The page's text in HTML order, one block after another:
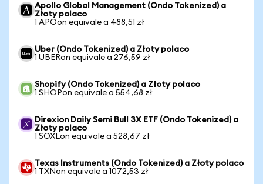
Apollo Global Management (Ondo Tokenized) a
Złoty polaco
1 APOon equivale a 488,51 zł
Uber (Ondo Tokenized) a Złoty polaco
1 UBERon equivale a 276,59 zł
Shopify (Ondo Tokenized) a Złoty polaco
1 SHOPon equivale a 554,68 zł
Direxion Daily Semi Bull 3X ETF (Ondo Tokenized) a
Złoty polaco
1 SOXLon equivale a 528,67 zł
Texas Instruments (Ondo Tokenized) a Złoty polaco
1 TXNon equivale a 1072,53 zł